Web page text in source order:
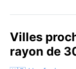
Villes
rayon de